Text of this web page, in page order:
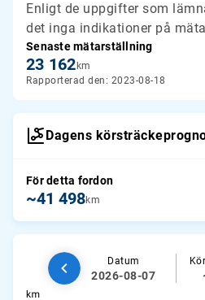
Enligt de uppgifter som
det inga indikationer på
Senaste mätarställning
23 162 km
Rapporterad den: 2023-08-18
Dagens
För detta fordon
~41 498km
Datum
2026-08-07